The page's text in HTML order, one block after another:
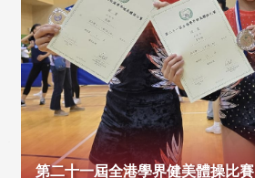
第二十一屆全港學界健美體操比賽